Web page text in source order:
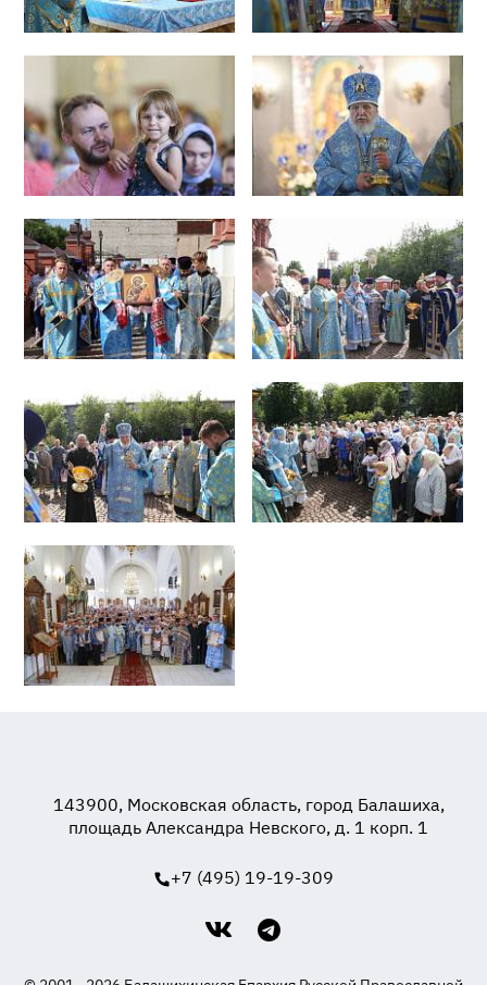
143900, Московская область, город Балашиха,
площадь Александра Невского, д. 1 корп. 1
+7 (495) 19-19-309